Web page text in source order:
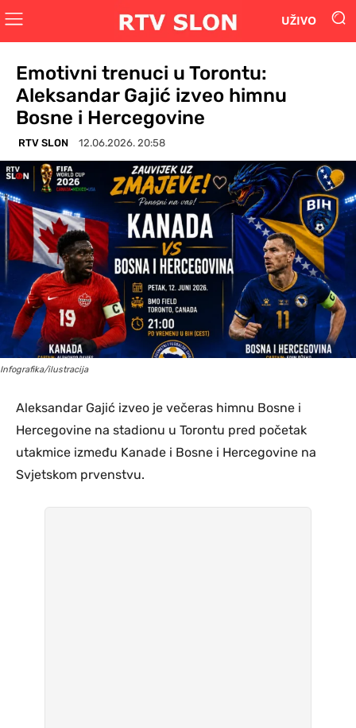
UŽIVO
Emotivni trenuci u Torontu:
Aleksandar Gajić izveo himnu
Bosne i Hercegovine
RTV SLON 12.06.2026. 20:58
Infografika/ilustracija
Aleksandar Gajić izveo je večeras himnu Bosne i
Hercegovine na stadionu u Torontu pred početak
utakmice između Kanade i Bosne i Hercegovine na
Svjetskom prvenstvu.